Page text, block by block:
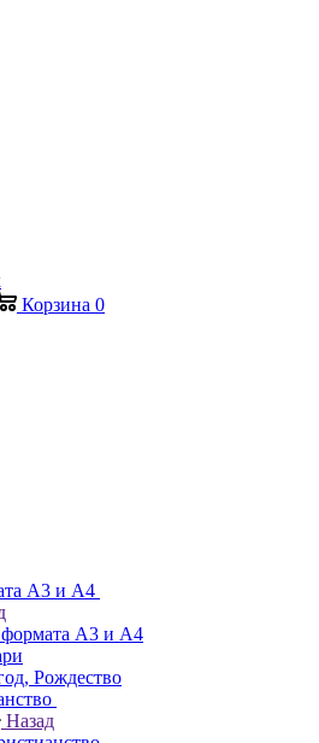
Корзина 0
А3 и А4
А3 и А4
Рождество
Назад